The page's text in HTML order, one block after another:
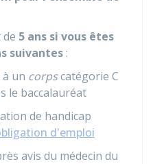
5 ans si vous êtes
suivantes :
un corpscatégorie C
le baccalauréat
de handicap
d'emploi
avis du médecin du